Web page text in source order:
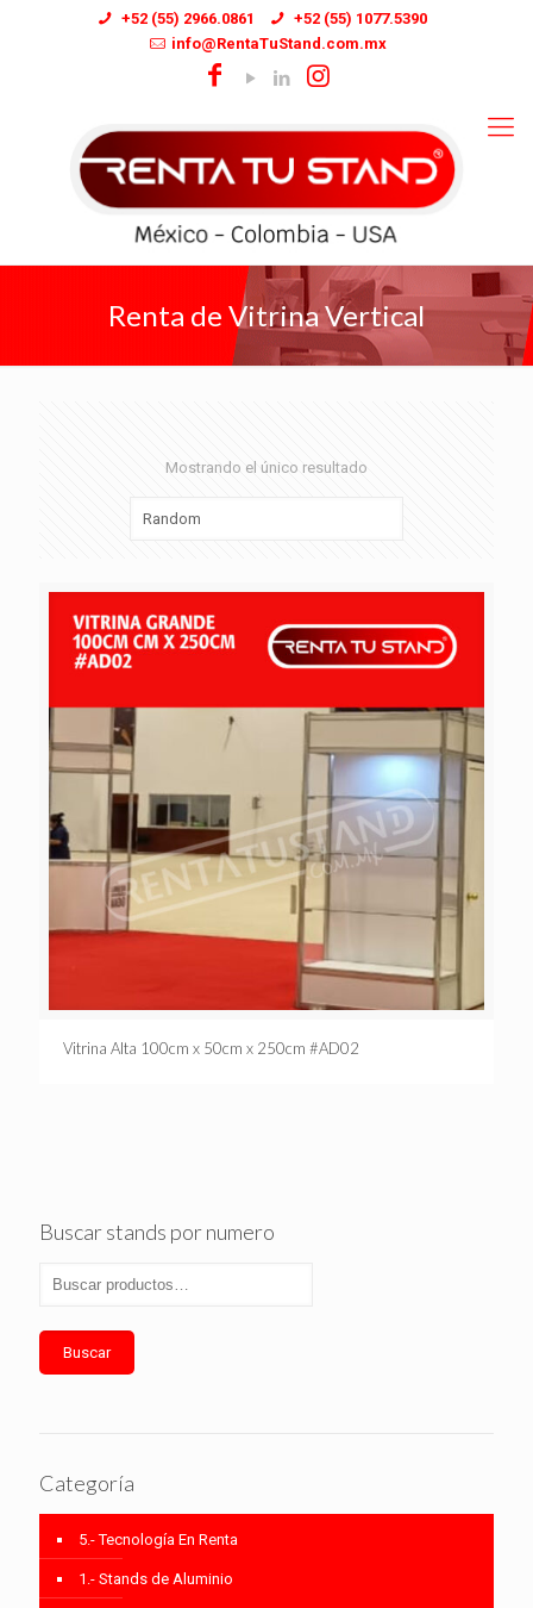
+52 (55) 2966.0861
+52 (55) 1077.5390
info@RentaTuStand.com.mx
Renta de Vitrina Vertical
Mostrando el único resultado
Vitrina Alta 100cm x 50cm x 250cm #AD02
Buscar stands por numero
Buscar
Categoría
5.- Tecnología En Renta
1.- Stands de Aluminio